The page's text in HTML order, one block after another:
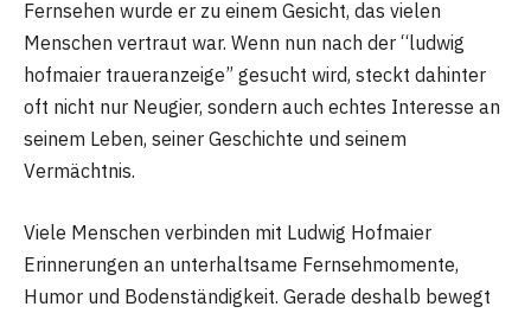
Fernsehen wurde er zu einem Gesicht, das vielen
Menschen vertraut war. Wenn nun nach der “ludwig
hofmaier traueranzeige” gesucht wird, steckt dahinter
oft nicht nur Neugier, sondern auch echtes Interesse an
seinem Leben, seiner Geschichte und seinem
Vermächtnis.
Viele Menschen verbinden mit Ludwig Hofmaier
Erinnerungen an unterhaltsame Fernsehmomente,
Humor und Bodenständigkeit. Gerade deshalb bewegt